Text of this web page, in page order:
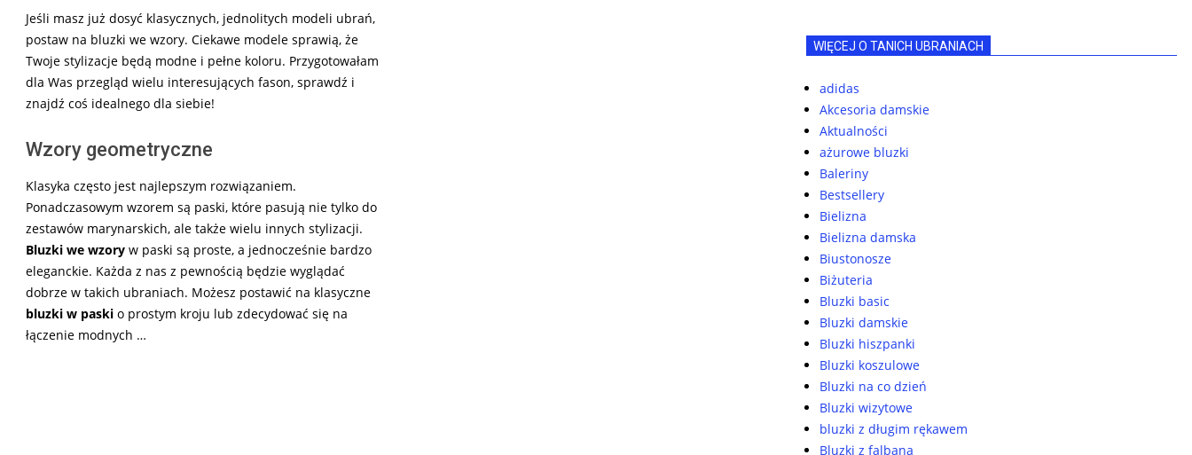
Jeśli masz już dosyć klasycznych, jednolitych modeli ubrań,
postaw na bluzki we wzory. Ciekawe modele sprawią, że
Twoje stylizacje będą modne i pełne koloru. Przygotowałam
dla Was przegląd wielu interesujących fason, sprawdź i
znajdź coś idealnego dla siebie!
Wzory geometryczne
Klasyka często jest najlepszym rozwiązaniem.
Ponadczasowym wzorem są paski, które pasują nie tylko do
zestawów marynarskich, ale także wielu innych stylizacji.
Bluzki we wzory w paski są proste, a jednocześnie bardzo
eleganckie. Każda z nas z pewnością będzie wyglądać
dobrze w takich ubraniach. Możesz postawić na klasyczne
bluzki w paski o prostym kroju lub zdecydować się na
łączenie modnych …
WIĘCEJ O TANICH UBRANIACH
adidas
Akcesoria damskie
Aktualności
ażurowe bluzki
Baleriny
Bestsellery
Bielizna
Bielizna damska
Biustonosze
Biżuteria
Bluzki basic
Bluzki damskie
Bluzki hiszpanki
Bluzki koszulowe
Bluzki na co dzień
Bluzki wizytowe
bluzki z długim rękawem
Bluzki z falbaną